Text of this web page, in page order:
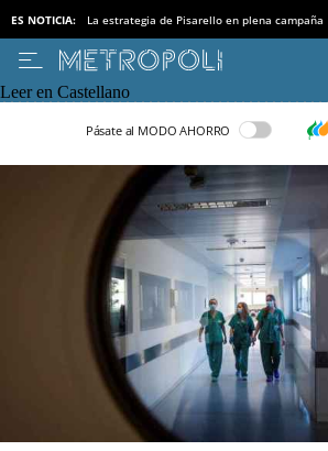
ES NOTICIA: La estrategia de Pisarello en plena campaña
Leer en Castellano
Pásate al MODO AHORRO